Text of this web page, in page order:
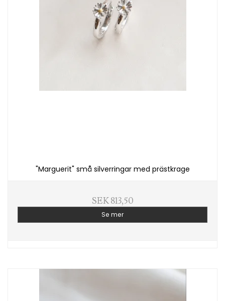
"Marguerit" små silverringar med prästkrage
SEK 813,50
Se mer